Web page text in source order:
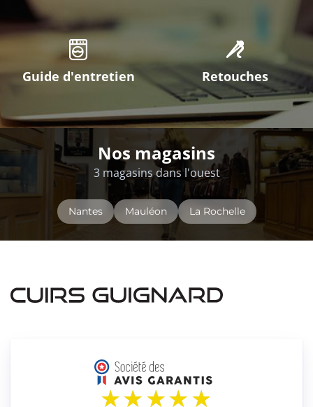
Guide d'entretien Retouches
Nos magasins
3 magasins dans l'ouest
Nantes Mauléon La Rochelle